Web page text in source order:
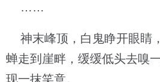
……
神末峰顶，白鬼睁开眼睛
蝉走到崖畔，缓缓低头去嗅
现一抹笑意。